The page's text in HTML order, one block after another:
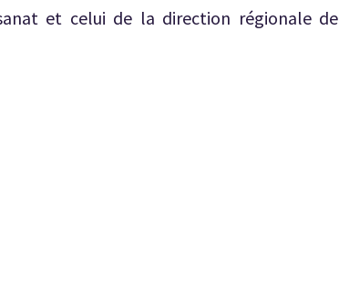
et celui de la direction régionale de